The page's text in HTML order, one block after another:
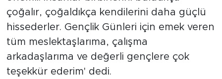
çoğalır, çoğaldıkça kendilerini daha güçlü
hissederler. Gençlik Günleri için emek veren
tüm meslektaşlarıma, çalışma
arkadaşlarıma ve değerli gençlere çok
teşekkür ederim' dedi.